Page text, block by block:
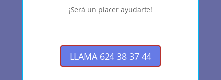
¡Será un placer ayudarte!
LLAMA 624 38 37 44